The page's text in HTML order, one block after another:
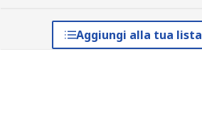
Aggiungi alla tua lista